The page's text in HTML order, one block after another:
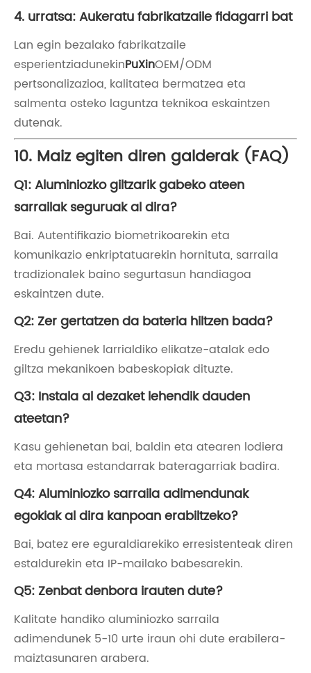
4. urratsa: Aukeratu fabrikatzaile fidagarri bat
Lan egin bezalako fabrikatzaile
esperientziadunekinPuXinOEM/ODM
pertsonalizazioa, kalitatea bermatzea eta
salmenta osteko laguntza teknikoa eskaintzen
dutenak.
10. Maiz egiten diren galderak (FAQ)
Q1: Aluminiozko giltzarik gabeko ateen
sarrailak seguruak al dira?
Bai. Autentifikazio biometrikoarekin eta
komunikazio enkriptatuarekin hornituta, sarraila
tradizionalek baino segurtasun handiagoa
eskaintzen dute.
Q2: Zer gertatzen da bateria hiltzen bada?
Eredu gehienek larrialdiko elikatze-atalak edo
giltza mekanikoen babeskopiak dituzte.
Q3: Instala al dezaket lehendik dauden
ateetan?
Kasu gehienetan bai, baldin eta atearen lodiera
eta mortasa estandarrak bateragarriak badira.
Q4: Aluminiozko sarraila adimendunak
egokiak al dira kanpoan erabiltzeko?
Bai, batez ere eguraldiarekiko erresistenteak diren
estaldurekin eta IP-mailako babesarekin.
Q5: Zenbat denbora irauten dute?
Kalitate handiko aluminiozko sarraila
adimendunek 5-10 urte iraun ohi dute erabilera-
maiztasunaren arabera.